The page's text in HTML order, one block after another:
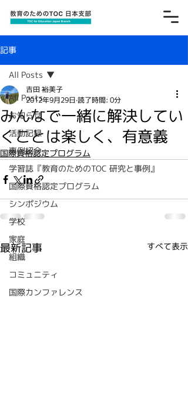
記事
All Posts
お知らせ
活動記録
事例紹介
学習誌『教育のためのTOC 研究と事例』
国際資格認定プログラム
シンポジウム
学校
家庭
組織
コミュニティ
国際カンファレンス
All Posts
みんなで一緒に解決してい
くことは楽しく、有意義
吉田 裕美子
2012年9月29日 読了時間: 0分
国際資格認定プログラム
最新記事 すべて表示